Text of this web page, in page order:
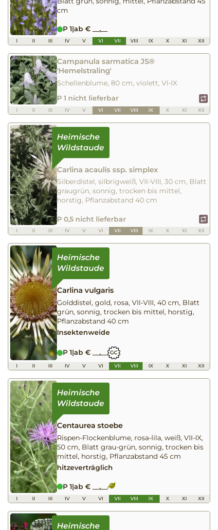
cm
P 1|ab € __,__
I II III IV V VI VII VIII IX X XI XII
Campanula sarmatica JS®
'Hemelstraling'
Schellenblume, 80 cm, violett, VI-IX
P 1 nicht lieferbar
I II III IV V VI VII VIII IX X XI XII
Carlina acaulis ssp. simplex
Silberdistel, silbrigweiß, VII-VIII, 30 cm, Blatt
graugrün, sonnig, trocken bis mittel,
horstig, Pflanzabstand 40 cm
P 0,5 nicht lieferbar
I II III IV V VI VII VIII IX X XI XII
Carlina vulgaris
Golddistel, gold, rosa, VII-VIII, 40 cm, Blatt
grün, sonnig, trocken bis mittel, horstig,
Pflanzabstand 40 cm
Insektenweide
P 1|ab € __,__ GC
I II III IV V VI VII VIII IX X XI XII
Centaurea stoebe
Rispen-Flockenblume, rosa-lila, weiß, VII-IX,
50 cm, Blatt grau-grün, sonnig, trocken bis
mittel, horstig, Pflanzabstand 45 cm
hitzeverträglich
P 1|ab € __,__
I II III IV V VI VII VIII IX X XI XII